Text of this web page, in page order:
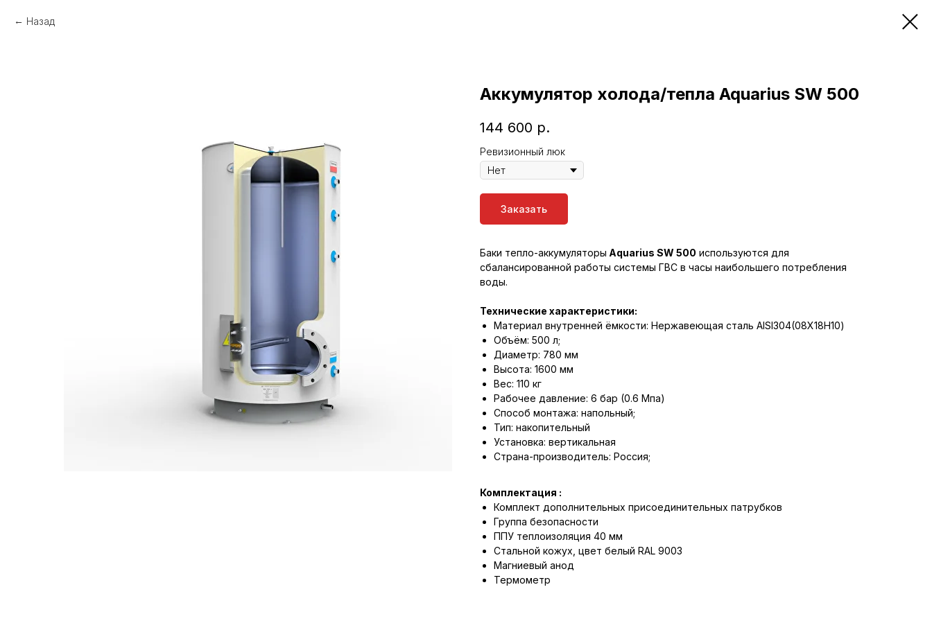
Назад
Аккумулятор холода/тепла Aquarius SW 500
144 600 р.
Ревизионный люк
Заказать
Баки тепло-аккумуляторы Aquarius SW 500 используются для
сбалансированной работы системы ГВС в часы наибольшего потребления
воды.
Технические характеристики:
Материал внутренней ёмкости: Нержавеющая сталь AISI304(08Х18Н10)
Объём: 500 л;
Диаметр: 780 мм
Высота: 1600 мм
Вес: 110 кг
Рабочее давление: 6 бар (0.6 Мпа)
Способ монтажа: напольный;
Тип: накопительный
Установка: вертикальная
Страна-производитель: Россия;
Комплектация :
Комплект дополнительных присоединительных патрубков
Группа безопасности
ППУ теплоизоляция 40 мм
Стальной кожух, цвет белый RAL 9003
Магниевый анод
Термометр